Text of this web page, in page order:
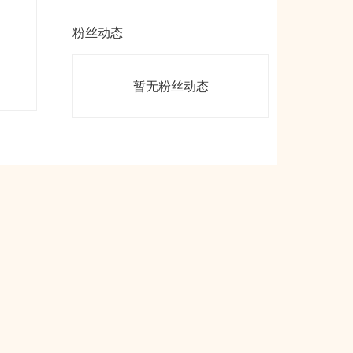
粉丝动态
暂无粉丝动态